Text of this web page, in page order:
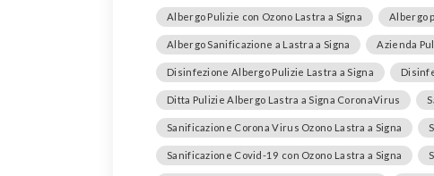
Albergo Pulizie con Ozono Lastra a Signa Albergo
Albergo Sanificazione a Lastra a Signa Azienda
Disinfezione Albergo Pulizie Lastra a Signa
Ditta Pulizie Albergo Lastra a Signa CoronaVirus
Sanificazione Corona Virus Ozono Lastra a Signa
Sanificazione Covid-19 con Ozono Lastra a Signa